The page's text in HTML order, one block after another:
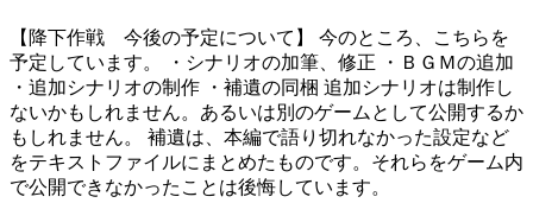
【降下作戦 今後の予定について】 今のところ、こちらを
予定しています。 ・シナリオの加筆、修正 ・ＢＧＭの追加
・追加シナリオの制作 ・補遺の同梱 追加シナリオは制作し
ないかもしれません。あるいは別のゲームとして公開するか
もしれません。 補遺は、本編で語り切れなかった設定など
をテキストファイルにまとめたものです。それらをゲーム内
で公開できなかったことは後悔しています。